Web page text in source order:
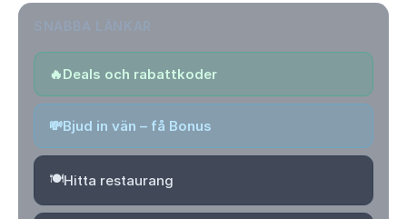
🔥Deals och rabattkoder
💸Bjud in vän – få Bonus
🍽️Hitta restaurang